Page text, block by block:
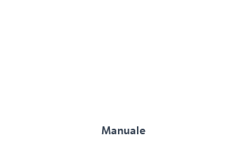
Manuale